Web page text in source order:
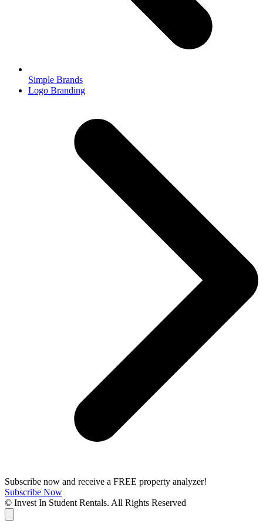
Simple Brands
next
Logo Branding
Subscribe now and receive a FREE property analyzer!
Subscribe Now
© Invest In Student Rentals. All Rights Reserved